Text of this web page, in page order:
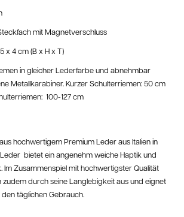
mit Magnetverschluss
x 4 cm (B x H x T)
in gleicher Lederfarbe und abnehmbar
Metallkarabiner. Kurzer Schulterriemen: 50 cm
100-127 cm
hochwertigem Premium Leder aus Italien in
bietet ein angenehm weiche Haptik und
Im Zusammenspiel mit hochwertigster Qualität
zudem durch seine Langlebigkeit aus und eignet
täglichen Gebrauch.